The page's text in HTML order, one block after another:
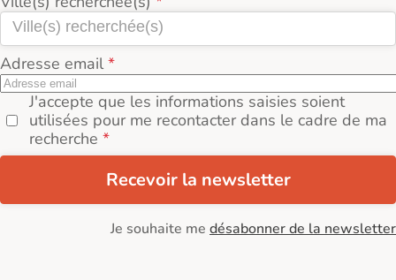
Adresse email
J'accepte que les informations saisies soient
utilisées pour me recontacter dans le cadre de ma
recherche
Recevoir la newsletter
Je souhaite me désabonner de la newsletter